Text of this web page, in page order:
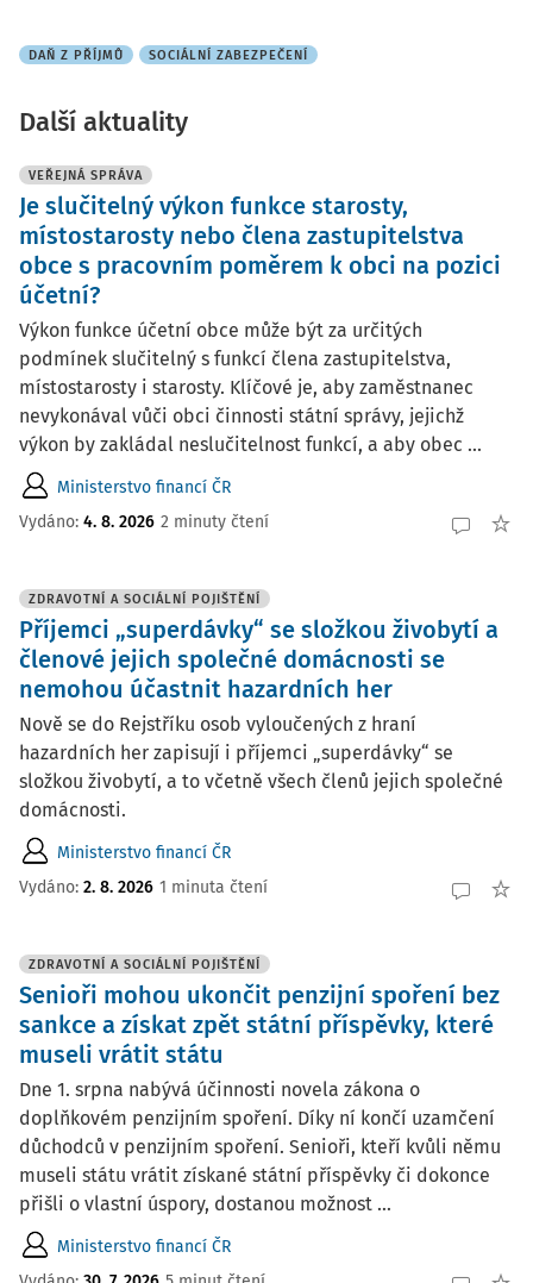
DAŇ Z PŘÍJMŮ SOCIÁLNÍ ZABEZPEČENÍ
Další aktuality
VEŘEJNÁ SPRÁVA
Je slučitelný výkon funkce starosty,
místostarosty nebo člena zastupitelstva
obce s pracovním poměrem k obci na pozici
účetní?
Výkon funkce účetní obce může být za určitých
podmínek slučitelný s funkcí člena zastupitelstva,
místostarosty i starosty. Klíčové je, aby zaměstnanec
nevykonával vůči obci činnosti státní správy, jejichž
výkon by zakládal neslučitelnost funkcí, a aby obec ...
Ministerstvo financí ČR
Vydáno: 4. 8. 2026 2 minuty čtení
ZDRAVOTNÍ A SOCIÁLNÍ POJIŠTĚNÍ
Příjemci „superdávky“ se složkou živobytí a
členové jejich společné domácnosti se
nemohou účastnit hazardních her
Nově se do Rejstříku osob vyloučených z hraní
hazardních her zapisují i příjemci „superdávky“ se
složkou živobytí, a to včetně všech členů jejich společné
domácnosti.
Ministerstvo financí ČR
Vydáno: 2. 8. 2026 1 minuta čtení
ZDRAVOTNÍ A SOCIÁLNÍ POJIŠTĚNÍ
Senioři mohou ukončit penzijní spoření bez
sankce a získat zpět státní příspěvky, které
museli vrátit státu
Dne 1. srpna nabývá účinnosti novela zákona o
doplňkovém penzijním spoření. Díky ní končí uzamčení
důchodců v penzijním spoření. Senioři, kteří kvůli němu
museli státu vrátit získané státní příspěvky či dokonce
přišli o vlastní úspory, dostanou možnost ...
Ministerstvo financí ČR